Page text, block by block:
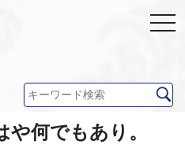
や何でもあり。